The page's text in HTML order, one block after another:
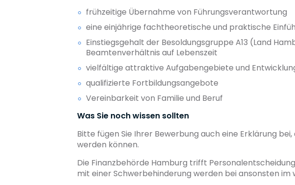
frühzeitige Übernahme von Führungsverantwortung
eine einjährige fachtheoretische und praktische
Einstiegsgehalt der Besoldungsgruppe A13 (Land
Beamtenverhältnis auf Lebenszeit
vielfältige attraktive Aufgabengebiete und
qualifizierte Fortbildungsangebote
Vereinbarkeit von Familie und Beruf
Was Sie noch wissen sollten
Bitte fügen Sie Ihrer Bewerbung auch eine Erklärung
werden können.
Die Finanzbehörde Hamburg trifft
mit einer Schwerbehinderung werden bei ansonsten